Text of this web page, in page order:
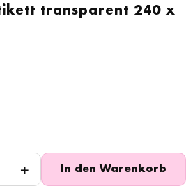
transparent 240 x
+ In den Warenkorb